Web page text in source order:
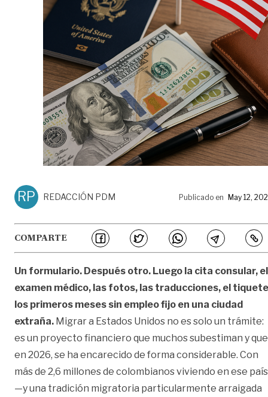
RP REDACCIÓN PDM Publicado en May 12,
COMPARTE
Un formulario. Después otro. Luego la cita consular, el
examen médico, las fotos, las traducciones, el
los primeros meses sin empleo fijo en una ciudad
extraña. Migrar a Estados Unidos no es solo un trámite:
es un proyecto financiero que muchos subestiman y
en 2026, se ha encarecido de forma considerable. Con
más de 2,6 millones de colombianos viviendo en ese país
—y una tradición migratoria particularmente arraigada